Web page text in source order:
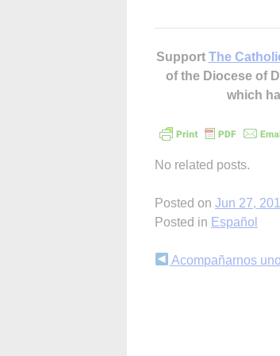
Support The
of the Diocese of
which
No related posts.
Posted on Jun 27,
Posted in Español
Continue
Acompañarnos